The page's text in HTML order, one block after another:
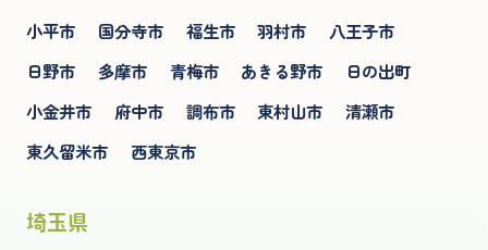
小平市
国分寺市 福生市 羽村市
八王子市
日野市
多摩市 青梅市 あきる野市
日の出町
小金井市
府中市 調布市 東村山市
清瀬市
東久留米市
西東京市
埼玉県